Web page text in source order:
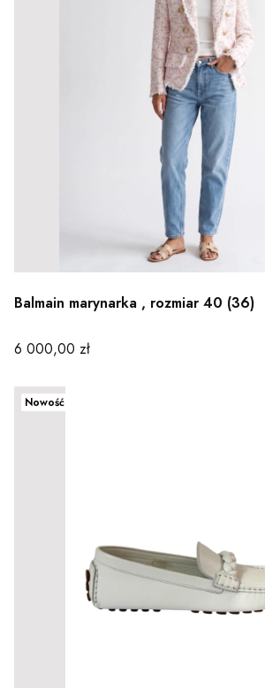
Balmain marynarka , rozmiar 40 (36)
Cena
6 000,00 zł
Nowość